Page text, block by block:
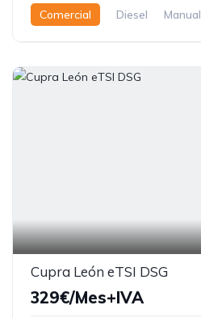
Comercial Diesel Manual
Cupra León eTSI DSG
329€/Mes+IVA